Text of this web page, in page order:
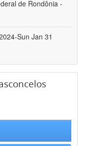
de Rondônia -
Sun Jan 31